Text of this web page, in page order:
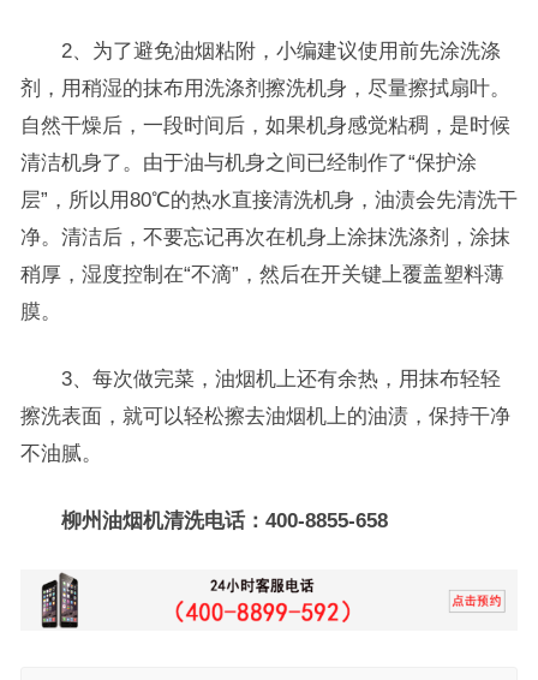
2、为了避免油烟粘附，小编建议使用前先涂洗涤
剂，用稍湿的抹布用洗涤剂擦洗机身，尽量擦拭扇叶。
自然干燥后，一段时间后，如果机身感觉粘稠，是时候
清洁机身了。由于油与机身之间已经制作了“保护涂
层”，所以用80℃的热水直接清洗机身，油渍会先清洗干
净。清洁后，不要忘记再次在机身上涂抹洗涤剂，涂抹
稍厚，湿度控制在“不滴”，然后在开关键上覆盖塑料薄
膜。
3、每次做完菜，油烟机上还有余热，用抹布轻轻
擦洗表面，就可以轻松擦去油烟机上的油渍，保持干净
不油腻。
柳州油烟机清洗电话：400-8855-658